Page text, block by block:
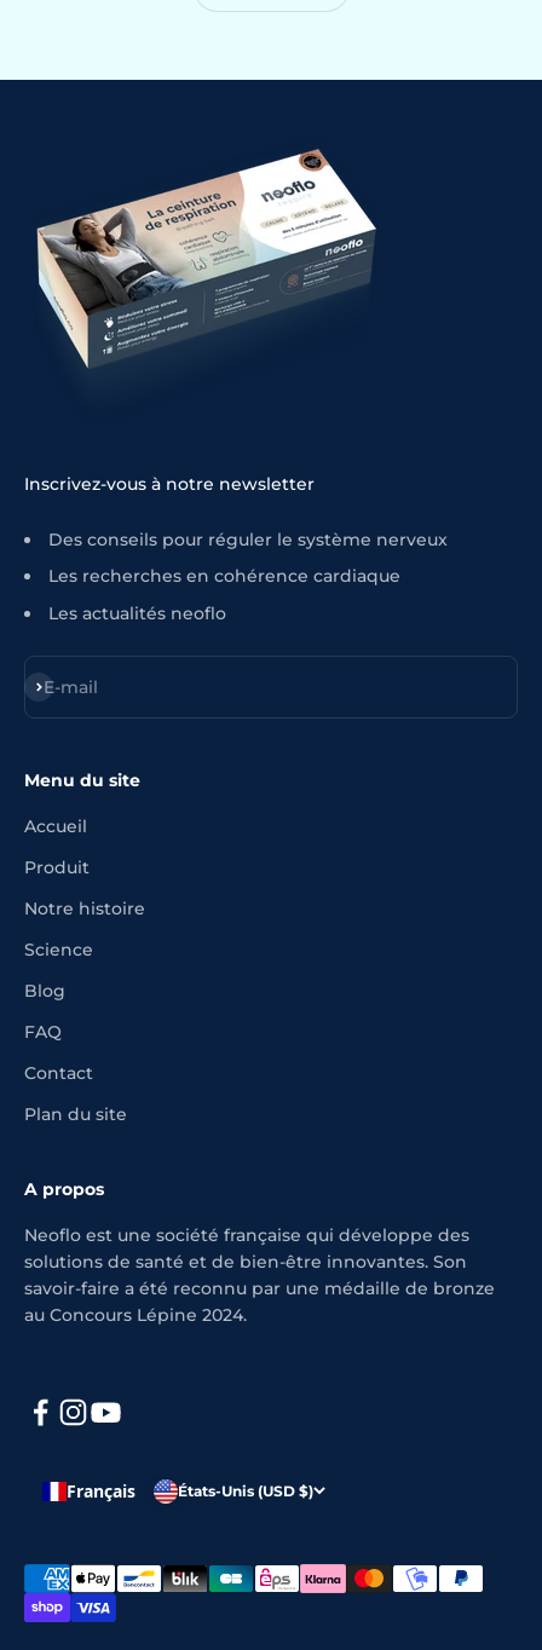
Inscrivez-vous à notre newsletter
Des conseils pour réguler le système nerveux
Les recherches en cohérence cardiaque
Les actualités neoflo
E-mail
S'inscrire
Menu du site
Accueil
Produit
Notre histoire
Science
Blog
FAQ
Contact
Plan du site
A propos
Neoflo est une société française qui développe des
solutions de santé et de bien-être innovantes. Son
savoir-faire a été reconnu par une médaille de bronze
au Concours Lépine 2024.
Français États-Unis (USD $)